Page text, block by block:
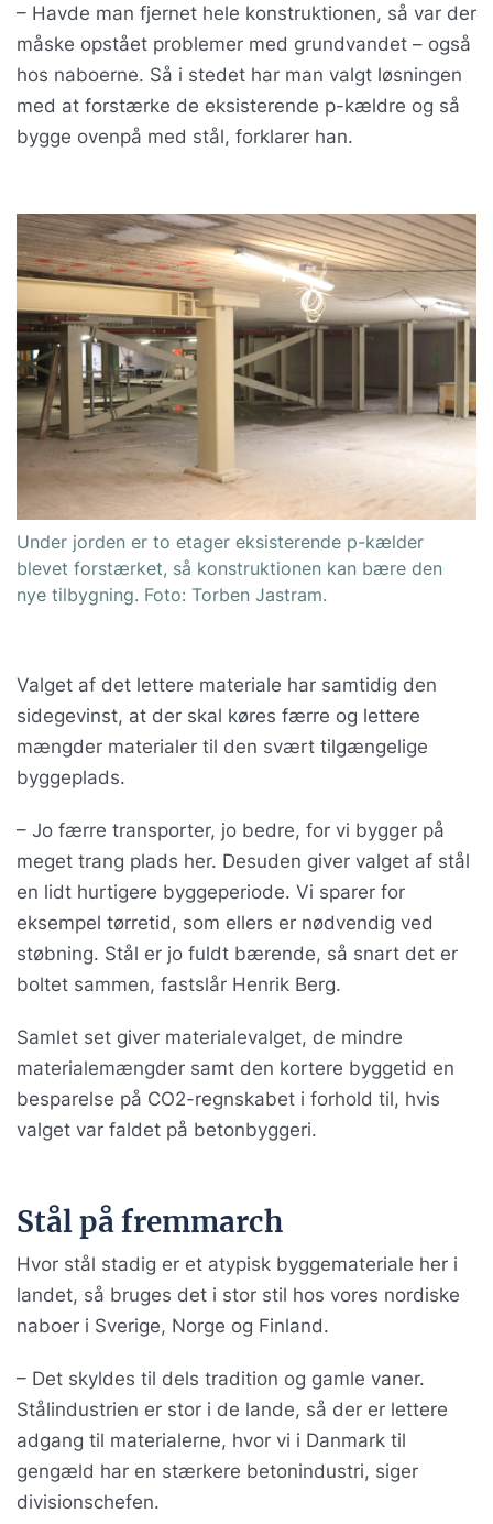
– Havde man fjernet hele konstruktionen, så var der
måske opstået problemer med grundvandet – også
hos naboerne. Så i stedet har man valgt løsningen
med at forstærke de eksisterende p-kældre og så
bygge ovenpå med stål, forklarer han.
Under jorden er to etager eksisterende p-kælder
blevet forstærket, så konstruktionen kan bære den
nye tilbygning. Foto: Torben Jastram.
Valget af det lettere materiale har samtidig den
sidegevinst, at der skal køres færre og lettere
mængder materialer til den svært tilgængelige
byggeplads.
– Jo færre transporter, jo bedre, for vi bygger på
meget trang plads her. Desuden giver valget af stål
en lidt hurtigere byggeperiode. Vi sparer for
eksempel tørretid, som ellers er nødvendig ved
støbning. Stål er jo fuldt bærende, så snart det er
boltet sammen, fastslår Henrik Berg.
Samlet set giver materialevalget, de mindre
materialemængder samt den kortere byggetid en
besparelse på CO2-regnskabet i forhold til, hvis
valget var faldet på betonbyggeri.
Stål på fremmarch
Hvor stål stadig er et atypisk byggemateriale her i
landet, så bruges det i stor stil hos vores nordiske
naboer i Sverige, Norge og Finland.
– Det skyldes til dels tradition og gamle vaner.
Stålindustrien er stor i de lande, så der er lettere
adgang til materialerne, hvor vi i Danmark til
gengæld har en stærkere betonindustri, siger
divisionschefen.